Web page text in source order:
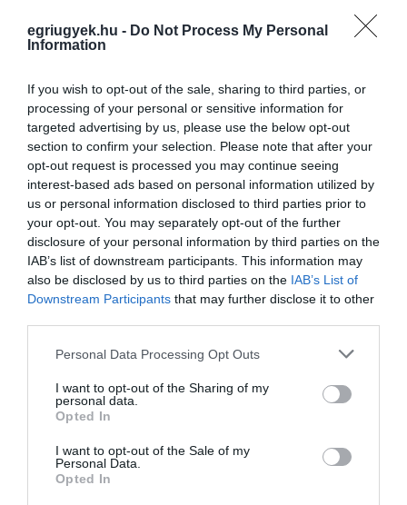
egriugyek.hu - Do Not Process My Personal
Information
If you wish to opt-out of the sale, sharing to third parties, or
processing of your personal or sensitive information for
targeted advertising by us, please use the below opt-out
section to confirm your selection. Please note that after your
opt-out request is processed you may continue seeing
interest-based ads based on personal information utilized by
us or personal information disclosed to third parties prior to
your opt-out. You may separately opt-out of the further
disclosure of your personal information by third parties on the
IAB’s list of downstream participants. This information may
also be disclosed by us to third parties on the IAB’s List of
Downstream Participants that may further disclose it to other
Please note that this website/app uses one or more Google
not limited to your visit or usage behaviour. You may click to
grant or deny consent to Google and its third-party tags to
use your data for below specified purposes in below Google
consent section.
Personal Data Processing Opt Outs
I want to opt-out of the Sharing of my
personal data.
Opted In
I want to opt-out of the Sale of my
Personal Data.
Opted In
A figyelembe vehető bérnek van felső korlátja,
mely a minimálbér kétszerese. A támogatás
nem alanyi jogon jár, hanem a munkaadónak
és a munkavállalónak az illetékes
Kormányhivatalhoz kell együttesen kérelmet
benyújtania, mégpedig elektronikus úton. A
Kérelem nyomtatvány kitöltése viszonylag
egyszerű: az eredeti szabályozással
ellentétben a munkaadónak nem kell igazolnia
azt, hogy a munkaidő csökkentése
történt, elég erről nyilatkoznia a megfelelő
rubrika beikszelésével.